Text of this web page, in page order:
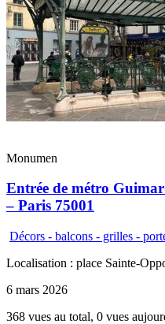
Monumen
Entrée de métro
– Paris 75001
Décors - balcons - grilles -
Localisation : place Sainte-
6 mars 2026
368 vues au total, 0 vues